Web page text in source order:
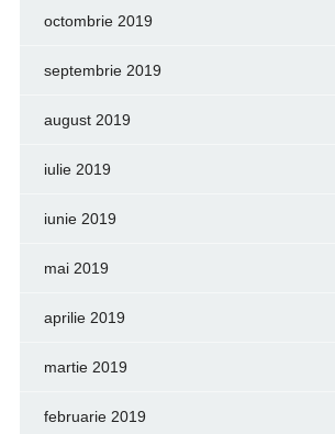
octombrie 2019
septembrie 2019
august 2019
iulie 2019
iunie 2019
mai 2019
aprilie 2019
martie 2019
februarie 2019